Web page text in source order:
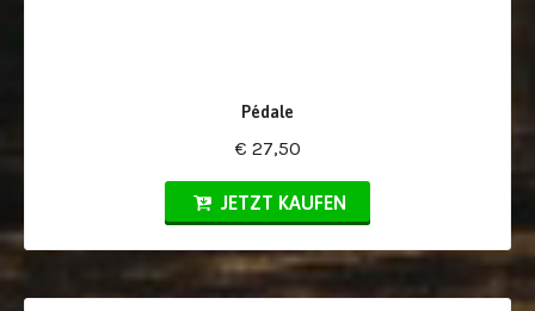
Pédale
€ 27,50
JETZT KAUFEN